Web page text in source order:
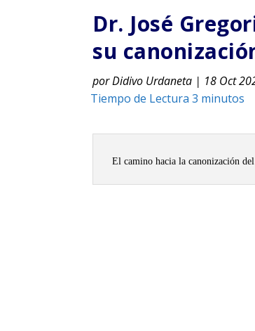
Dr. José
su
porDidivo Urdaneta | 18 Oct
El camino hacia la canonización